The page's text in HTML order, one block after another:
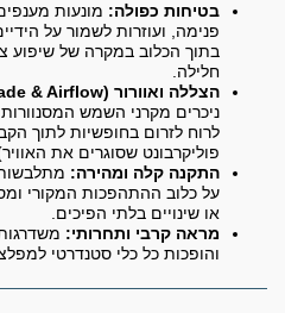
בטיחות כפולה:מונעות מענפים
פנימה, ועוזרות לשמור על
בתוך הכלוב במקרה של שיפוע
חלילה.
הצללה ואוורור (Shade & Airflow):
ניכרים מקרני השמש המסנוורות
לרוח לזרום בחופשיות לתוך
פוליקרבונט שסוגרים את האוויר).
התקנה קלה ומהירה:מתלבשות
על כלוב ההתהפכות המקורי
או שינויים בלתי הפיכים.
מראה קרבי ותחרותי:משדרגות
והופכות כל כלי סטנדרטי